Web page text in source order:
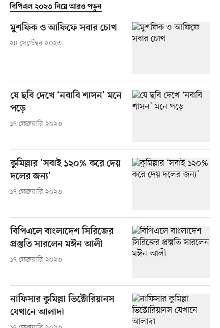
বিপিএল ২০২৩ নিয়ে আরও পড়ুন
মুশফিক ও আফিফে সবার চোখ
২৪ সেপ্টেম্বর ২০২৩
যে ছবি দেখে ‘নবাবি শাসন’ মনে
পড়ে
১৭ ফেব্রুয়ারি ২০২৩
কুমিল্লার ‘সবাই ১২০% করে দেয়
দলের জন্য’
১৭ ফেব্রুয়ারি ২০২৩
বিপিএলে বাংলাদেশ সিরিজের
প্রস্তুতি সারলেন মঈন আলী
১৭ ফেব্রুয়ারি ২০২৩
নাফিসার কুমিল্লা ভিক্টোরিয়ানস
যেখানে আলাদা